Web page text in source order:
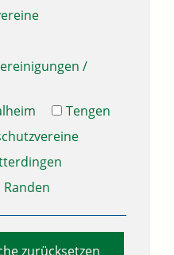
/
Tengen
zurücksetzen